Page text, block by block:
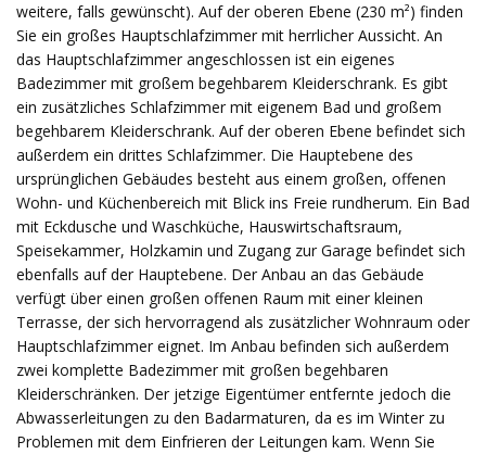
weitere, falls gewünscht). Auf der oberen Ebene (230 m²) finden
Sie ein großes Hauptschlafzimmer mit herrlicher Aussicht. An
das Hauptschlafzimmer angeschlossen ist ein eigenes
Badezimmer mit großem begehbarem Kleiderschrank. Es gibt
ein zusätzliches Schlafzimmer mit eigenem Bad und großem
begehbarem Kleiderschrank. Auf der oberen Ebene befindet sich
außerdem ein drittes Schlafzimmer. Die Hauptebene des
ursprünglichen Gebäudes besteht aus einem großen, offenen
Wohn- und Küchenbereich mit Blick ins Freie rundherum. Ein Bad
mit Eckdusche und Waschküche, Hauswirtschaftsraum,
Speisekammer, Holzkamin und Zugang zur Garage befindet sich
ebenfalls auf der Hauptebene. Der Anbau an das Gebäude
verfügt über einen großen offenen Raum mit einer kleinen
Terrasse, der sich hervorragend als zusätzlicher Wohnraum oder
Hauptschlafzimmer eignet. Im Anbau befinden sich außerdem
zwei komplette Badezimmer mit großen begehbaren
Kleiderschränken. Der jetzige Eigentümer entfernte jedoch die
Abwasserleitungen zu den Badarmaturen, da es im Winter zu
Problemen mit dem Einfrieren der Leitungen kam. Wenn Sie